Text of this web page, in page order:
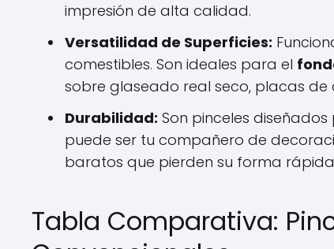
impresión de alta calidad.
Versatilidad de Superficies:
comestibles. Son ideales para el
sobre glaseado real seco, placas
Durabilidad: Son pinceles
puede ser tu compañero de
baratos que pierden su forma
Tabla Comparativa: